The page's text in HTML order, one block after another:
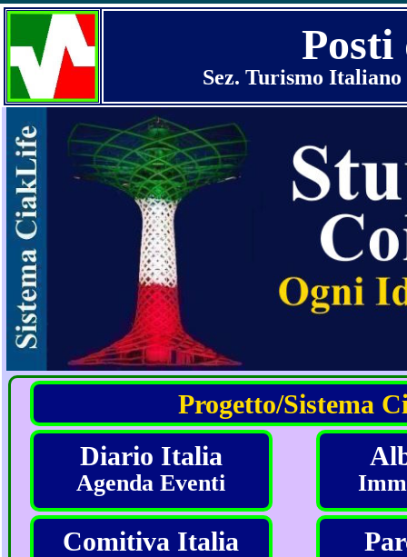
Sez. Turismo
Progetto/Sistema
Diario Italia
Agenda Eventi
Comitiva Italia